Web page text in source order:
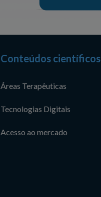
Conteúdos científicos
Áreas Terapêuticas
Tecnologias Digitais
Acesso ao mercado